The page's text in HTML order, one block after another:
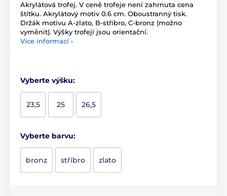
Akrylátová trofej. V ceně trofeje není zahrnuta cena
štítku. Akrylátový motiv 0.6 cm. Oboustranný tisk.
Držák motivu A-zlato, B-stříbro, C-bronz (možno
vyměnit). Výšky trofejí jsou orientační.
Více informací ›
Vyberte výšku:
23,5 25 26,5
Vyberte barvu:
bronz stříbro zlato